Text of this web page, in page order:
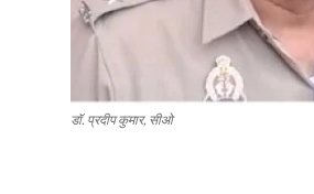
डॉ. प्रदीप कुमार, सीओ